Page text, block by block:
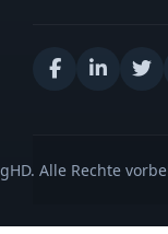
Alle Rechte